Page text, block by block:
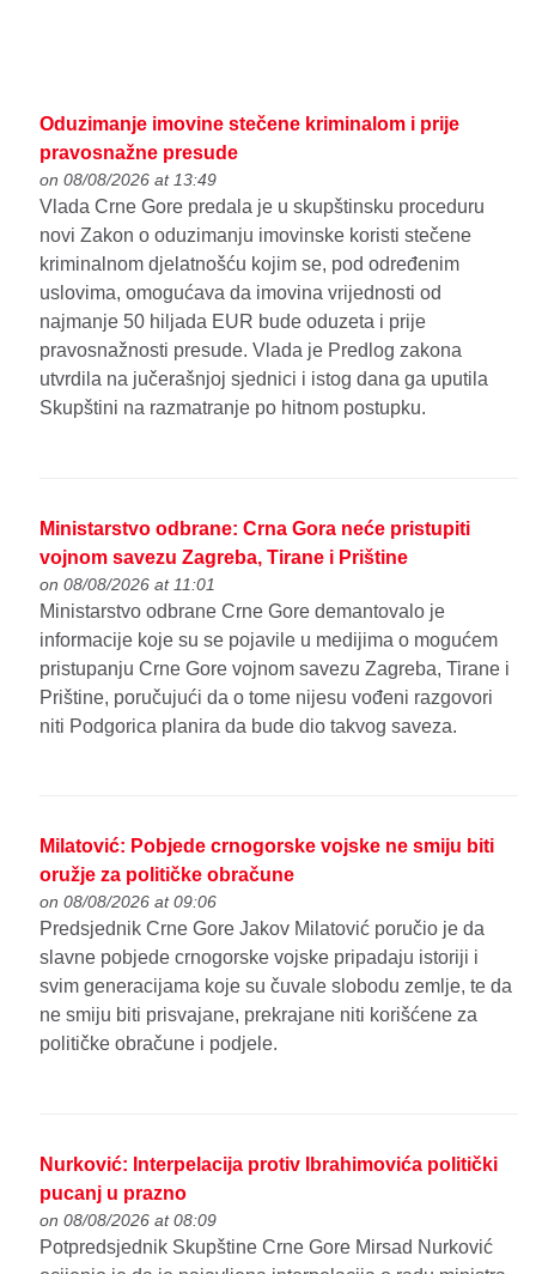
Oduzimanje imovine stečene kriminalom i prije
pravosnažne presude
on 08/08/2026 at 13:49
Vlada Crne Gore predala je u skupštinsku proceduru
novi Zakon o oduzimanju imovinske koristi stečene
kriminalnom djelatnošću kojim se, pod određenim
uslovima, omogućava da imovina vrijednosti od
najmanje 50 hiljada EUR bude oduzeta i prije
pravosnažnosti presude. Vlada je Predlog zakona
utvrdila na jučerašnjoj sjednici i istog dana ga uputila
Skupštini na razmatranje po hitnom postupku.
Ministarstvo odbrane: Crna Gora neće pristupiti
vojnom savezu Zagreba, Tirane i Prištine
on 08/08/2026 at 11:01
Ministarstvo odbrane Crne Gore demantovalo je
informacije koje su se pojavile u medijima o mogućem
pristupanju Crne Gore vojnom savezu Zagreba, Tirane i
Prištine, poručujući da o tome nijesu vođeni razgovori
niti Podgorica planira da bude dio takvog saveza.
Milatović: Pobjede crnogorske vojske ne smiju biti
oružje za političke obračune
on 08/08/2026 at 09:06
Predsjednik Crne Gore Jakov Milatović poručio je da
slavne pobjede crnogorske vojske pripadaju istoriji i
svim generacijama koje su čuvale slobodu zemlje, te da
ne smiju biti prisvajane, prekrajane niti korišćene za
političke obračune i podjele.
Nurković: Interpelacija protiv Ibrahimovića politički
pucanj u prazno
on 08/08/2026 at 08:09
Potpredsjednik Skupštine Crne Gore Mirsad Nurković